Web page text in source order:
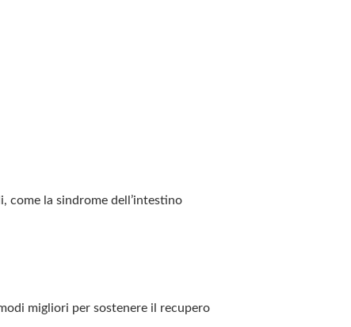
come la sindrome dell’intestino
migliori per sostenere il recupero